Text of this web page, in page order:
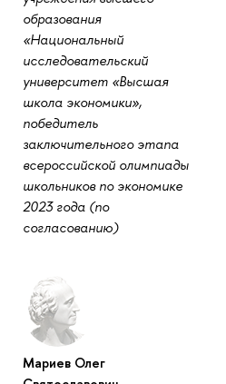
образования
«Национальный
исследовательский
университет «Высшая
школа экономики»,
победитель
заключительного этапа
всероссийской олимпиады
школьников по экономике
2023 года (по
согласованию)
Мариев Олег